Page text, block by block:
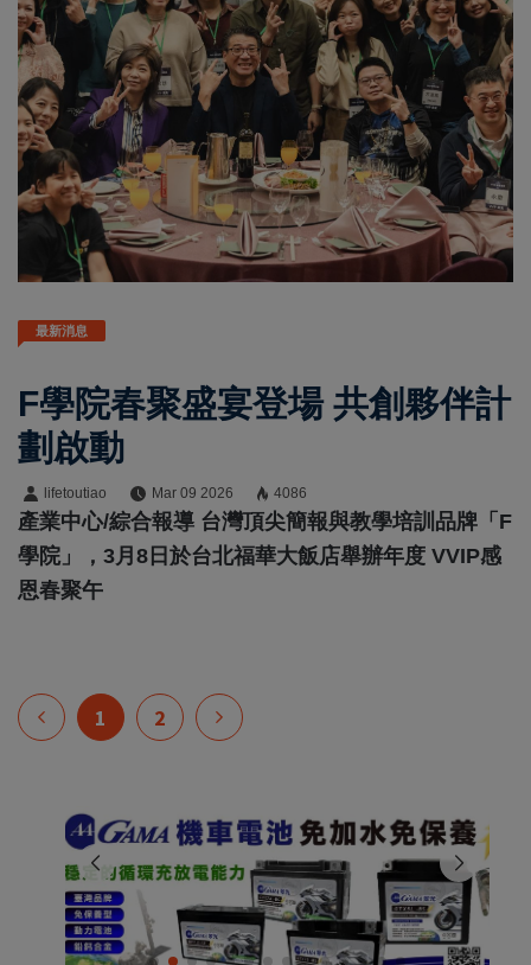
最新消息
F學院春聚盛宴登場 共創夥伴計
劃啟動
lifetoutiao Mar 09 2026 4086
產業中心/綜合報導 台灣頂尖簡報與教學培訓品牌「F
學院」，3月8日於台北福華大飯店舉辦年度 VVIP感
恩春聚午
1 2